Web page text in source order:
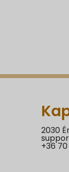
2030
+36